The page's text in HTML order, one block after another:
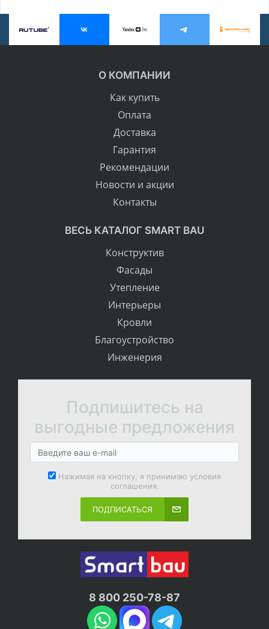
О КОМПАНИИ
Как купить
Оплата
Доставка
Гарантия
Рекомендации
Новости и акции
Контакты
ВЕСЬ КАТАЛОГ SMART BAU
Конструктив
Фасады
Утепление
Интерьеры
Кровли
Благоустройство
Инженерия
Подпишитесь на
выгодные предложения
Нажимая на кнопку, я принимаю условия
соглашения.
ПОДПИСАТЬСЯ
8 800 250-78-87